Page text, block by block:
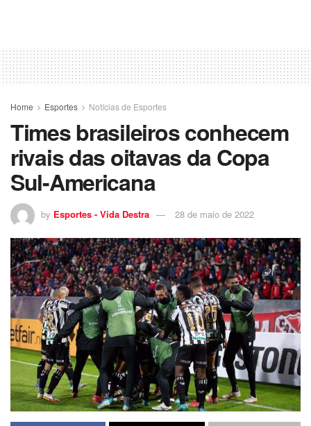
Home Esportes Notícias de Esportes
Times brasileiros conhecem
rivais das oitavas da Copa
Sul-Americana
by Esportes - Vida Destra 28 de maio de 2022